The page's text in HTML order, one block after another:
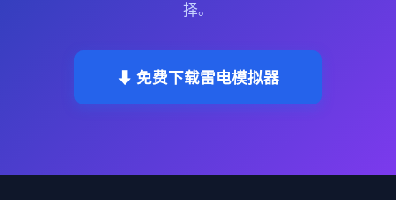
择。
⬇ 免费下载雷电模拟器